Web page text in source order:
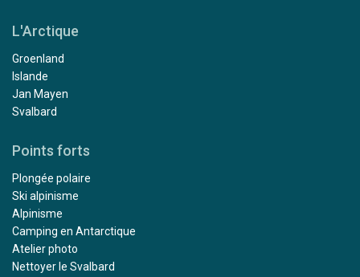
L'Arctique
Groenland
Islande
Jan Mayen
Svalbard
Points forts
Plongée polaire
Ski alpinisme
Alpinisme
Camping en Antarctique
Atelier photo
Nettoyer le Svalbard